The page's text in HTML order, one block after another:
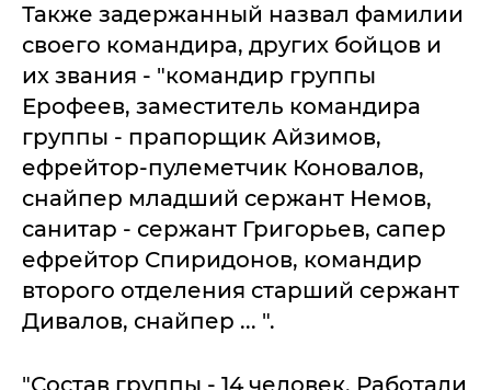
Также задержанный назвал фамилии
своего командира, других бойцов и
их звания - "командир группы
Ерофеев, заместитель командира
группы - прапорщик Айзимов,
ефрейтор-пулеметчик Коновалов,
снайпер младший сержант Немов,
санитар - сержант Григорьев, сапер
ефрейтор Спиридонов, командир
второго отделения старший сержант
Дивалов, снайпер ... ".